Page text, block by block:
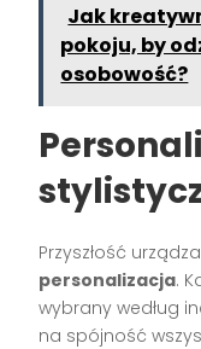
Jak
pokoju, by
osobowość?
Przyszłość
personalizacja.
wybrany według
na spójność